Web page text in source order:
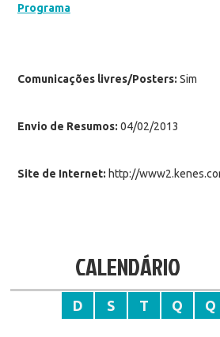
Programa
Comunicações livres/Posters: Sim
Envio de Resumos: 04/02/2013
Site de Internet: http://
CALENDÁRIO
D S T Q Q